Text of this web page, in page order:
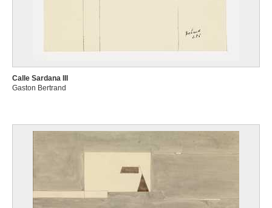
Calle Sardana III
Gaston Bertrand